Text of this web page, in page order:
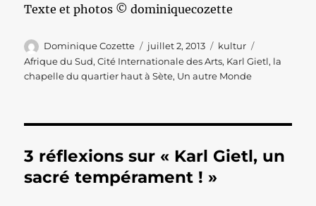
Texte et photos © dominiquecozette
Auteur
Dominique Cozette
Publié
le
juillet 2, 2013 Catégories
kultur
Afrique du Sud,Cité Internationale des Arts, Karl Gietl, la
chapelle du quartier haut à Sète, Un autre Monde
3 réflexions sur « Karl Gietl, un
sacré tempérament ! »